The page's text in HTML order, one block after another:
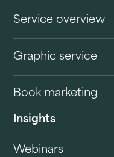
Service overview
Graphic service
Book marketing
Insights
Webinars